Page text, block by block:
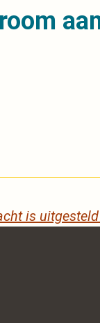
is uitgesteld